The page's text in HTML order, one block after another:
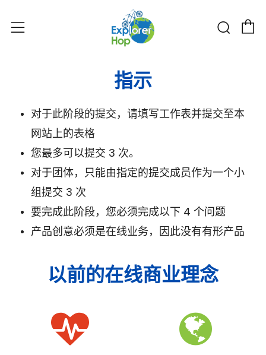
菜单 搜索
指示
对于此阶段的提交，请填写工作表并提交至本
网站上的表格
您最多可以提交 3 次。
对于团体，只能由指定的提交成员作为一个小
组提交 3 次
要完成此阶段，您必须完成以下 4 个问题
产品创意必须是在线业务，因此没有有形产品
以前的在线商业理念